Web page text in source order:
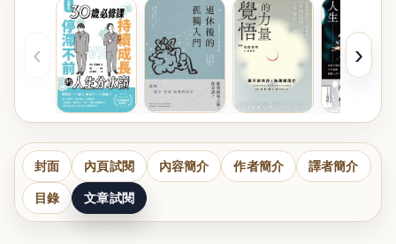
‹ ›
封面 內頁試閱 內容簡介 作者簡介 譯者簡介
目錄 文章試閱